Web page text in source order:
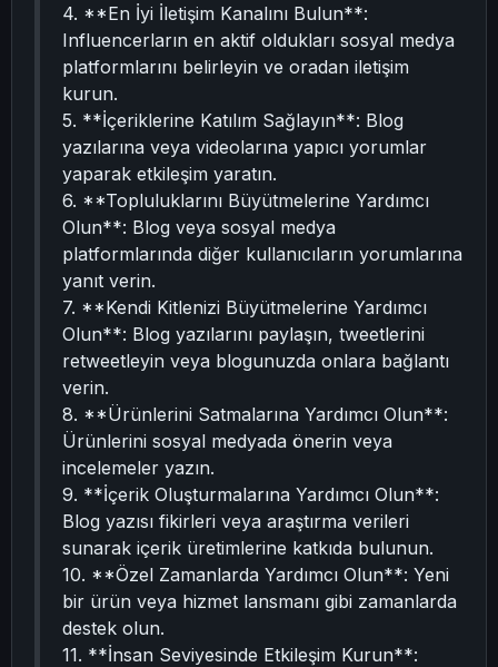
4. **En İyi İletişim Kanalını Bulun**:
Influencerların en aktif oldukları sosyal medya
platformlarını belirleyin ve oradan iletişim
kurun.
5. **İçeriklerine Katılım Sağlayın**: Blog
yazılarına veya videolarına yapıcı yorumlar
yaparak etkileşim yaratın.
6. **Topluluklarını Büyütmelerine Yardımcı
Olun**: Blog veya sosyal medya
platformlarında diğer kullanıcıların yorumlarına
yanıt verin.
7. **Kendi Kitlenizi Büyütmelerine Yardımcı
Olun**: Blog yazılarını paylaşın, tweetlerini
retweetleyin veya blogunuzda onlara bağlantı
verin.
8. **Ürünlerini Satmalarına Yardımcı Olun**:
Ürünlerini sosyal medyada önerin veya
incelemeler yazın.
9. **İçerik Oluşturmalarına Yardımcı Olun**:
Blog yazısı fikirleri veya araştırma verileri
sunarak içerik üretimlerine katkıda bulunun.
10. **Özel Zamanlarda Yardımcı Olun**: Yeni
bir ürün veya hizmet lansmanı gibi zamanlarda
destek olun.
11. **İnsan Seviyesinde Etkileşim Kurun**: